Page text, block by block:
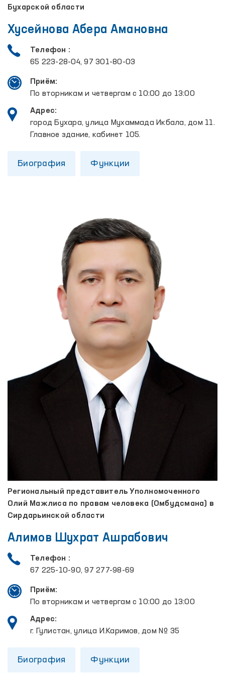
Бухарской области
Хусейнова Абера Амановна
Телефон :
65 223-28-04, 97 301-80-03
Приём:
По вторникам и четвергам с 10:00 до 13:00
Адрес:
город Бухара, улица Мухаммада Икбала, дом 11.
Главное здание, кабинет 105.
Биография Функции
Региональный представитель Уполномоченного
Олий Мажлиса по правам человека (Омбудсмана) в
Сирдарьинской области
Алимов Шухрат Ашрабович
Телефон :
67 225-10-90, 97 277-98-69
Приём:
По вторникам и четвергам с 10:00 до 13:00
Адрес:
г. Гулистан, улица И.Каримов, дом № 35
Биография Функции